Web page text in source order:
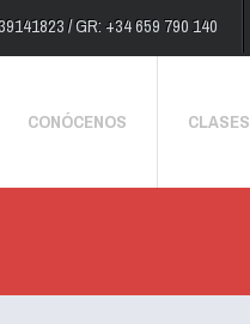
/ GR: +34 659 790 140
CONÓCENOS CLASES